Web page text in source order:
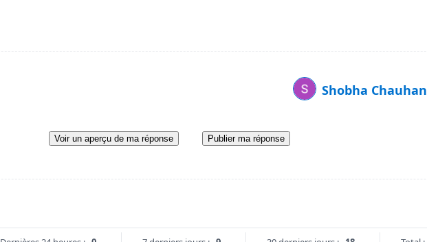
Shobha Chauhan
Voir un aperçu de ma réponse Publier ma réponse